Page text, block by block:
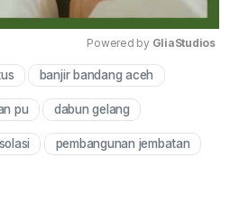
Mute
Powered by GliaStudios
banjir bandang aceh
pu dabun gelang
pembangunan jembatan